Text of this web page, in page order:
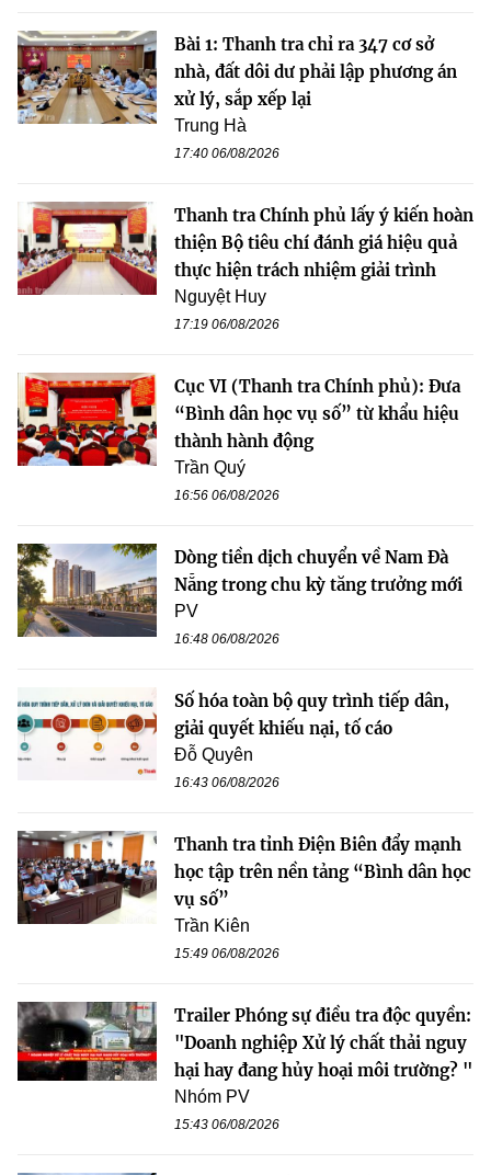
Bài 1: Thanh tra chỉ ra 347 cơ sở
nhà, đất dôi dư phải lập phương án
xử lý, sắp xếp lại
Trung Hà
17:40 06/08/2026
Thanh tra Chính phủ lấy ý kiến hoàn
thiện Bộ tiêu chí đánh giá hiệu quả
thực hiện trách nhiệm giải trình
Nguyệt Huy
17:19 06/08/2026
Cục VI (Thanh tra Chính phủ): Đưa
“Bình dân học vụ số” từ khẩu hiệu
thành hành động
Trần Quý
16:56 06/08/2026
Dòng tiền dịch chuyển về Nam Đà
Nẵng trong chu kỳ tăng trưởng mới
PV
16:48 06/08/2026
Số hóa toàn bộ quy trình tiếp dân,
giải quyết khiếu nại, tố cáo
Đỗ Quyên
16:43 06/08/2026
Thanh tra tỉnh Điện Biên đẩy mạnh
học tập trên nền tảng “Bình dân học
vụ số”
Trần Kiên
15:49 06/08/2026
Trailer Phóng sự điều tra độc quyền:
"Doanh nghiệp Xử lý chất thải nguy
hại hay đang hủy hoại môi trường? "
Nhóm PV
15:43 06/08/2026